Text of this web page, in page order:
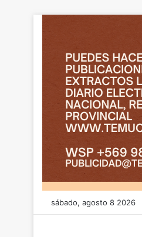
sábado, agosto 8 2026